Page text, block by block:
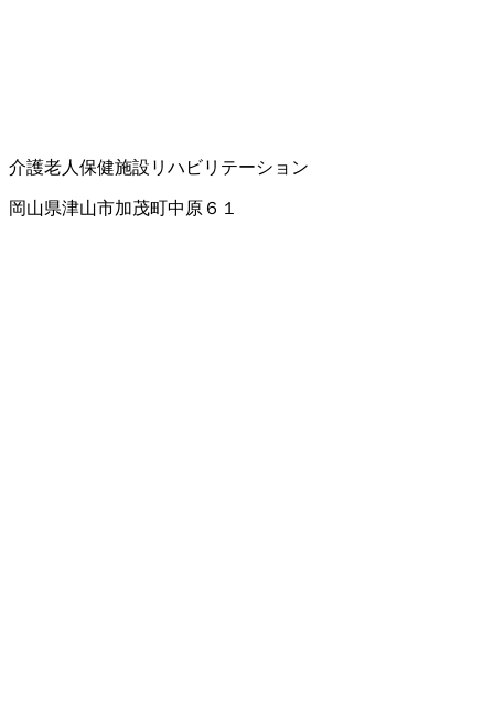
介護老人保健施設 リハビリテーション
岡山県津山市加茂町中原６１